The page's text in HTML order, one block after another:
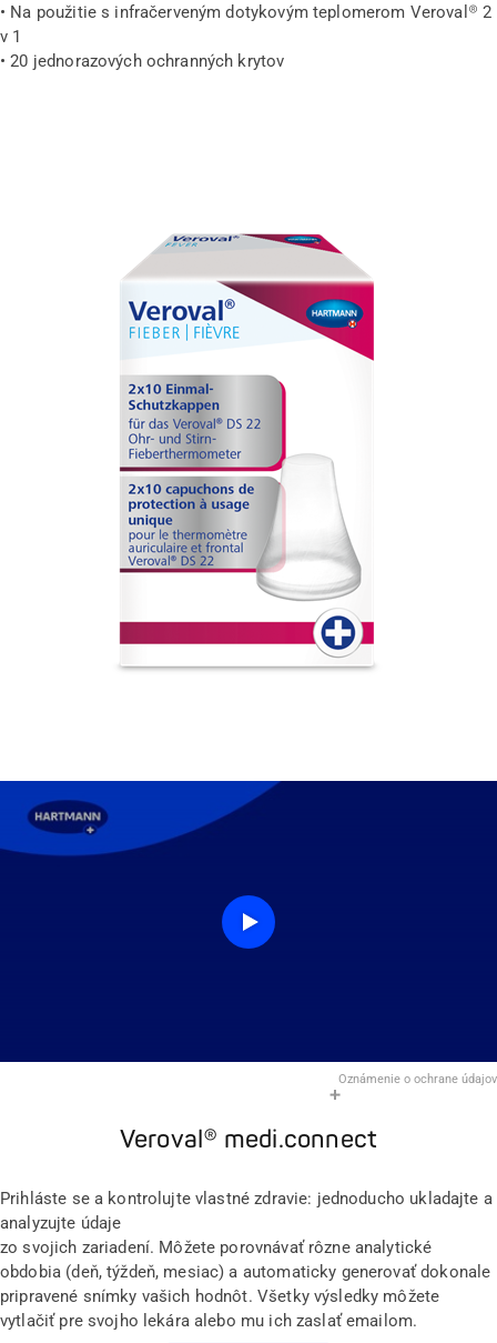
• Na použitie s infračerveným dotykovým teplomerom Veroval® 2
v 1
• 20 jednorazových ochranných krytov
Oznámenie o ochrane údajov
Veroval® medi.connect
Prihláste se a kontrolujte vlastné zdravie: jednoducho ukladajte a
analyzujte údaje
zo svojich zariadení. Môžete porovnávať rôzne analytické
obdobia (deň, týždeň, mesiac) a automaticky generovať dokonale
pripravené snímky vašich hodnôt. Všetky výsledky môžete
vytlačiť pre svojho lekára alebo mu ich zaslať emailom.